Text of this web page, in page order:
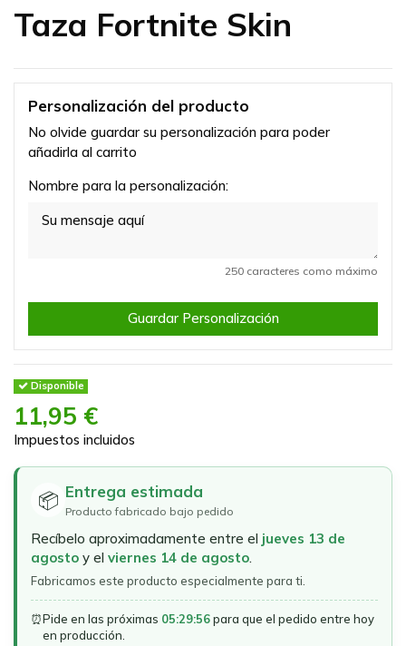
Taza Fortnite Skin
Personalización del producto
No olvide guardar su personalización para poder
añadirla al carrito
Nombre para la personalización:
250 caracteres como máximo
Guardar Personalización
Disponible
11,95 €
Impuestos incluidos
📦 Entrega estimada
Producto fabricado bajo pedido
Recíbelo aproximadamente entre el jueves 13 de
agosto y el viernes 14 de agosto.
Fabricamos este producto especialmente para ti.
⏰Pide en las próximas 05:29:56para que el pedido entre hoy
en producción.